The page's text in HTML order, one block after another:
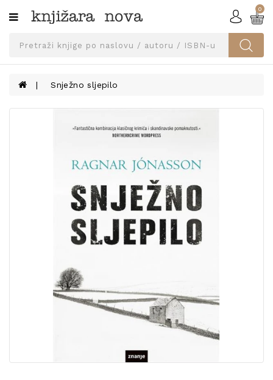
Kategorije
SVEUČILIŠNA
UDŽBENICI
KNJIGE
POSEBNA
0
Snježno sljepilo